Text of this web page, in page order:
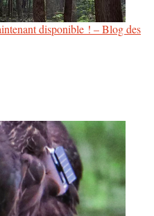
disponible ! – Blog des